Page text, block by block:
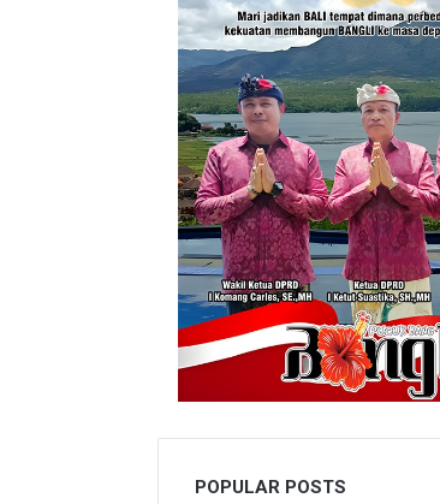
POPULAR POSTS